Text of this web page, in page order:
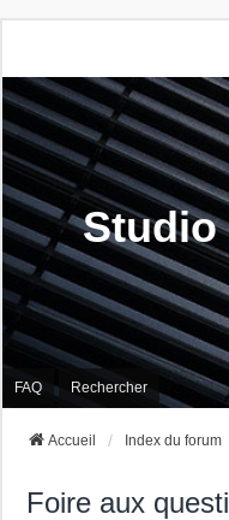
Studio
FAQ Rechercher
Accueil Index du forum
Foire aux